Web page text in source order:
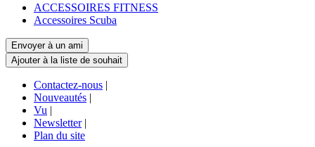
ACCESSOIRES FITNESS
Accessoires Scuba
Contactez-nous |
Nouveautés |
Vu |
Newsletter |
Plan du site